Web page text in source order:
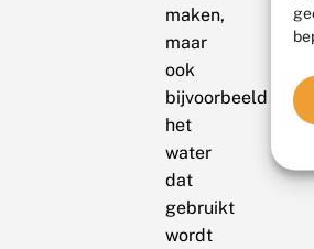
maken,
maar
ook
bijvoorbeeld
het
water
dat
gebruikt
wordt